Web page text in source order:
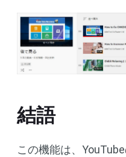
結語
この機能は、